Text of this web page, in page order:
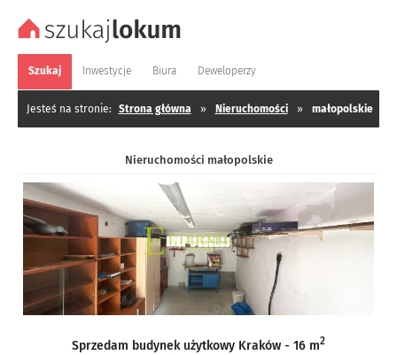
Szukaj Inwestycje Biura Deweloperzy
Jesteś na stronie: Strona główna » Nieruchomości » małopolskie
Nieruchomości małopolskie
Sprzedam budynek użytkowy Kraków - 16 m2